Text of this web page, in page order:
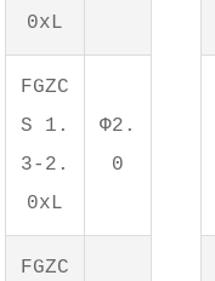
0xL
FGZC
S 1.
3-2.
0xL
Φ2.
0
FGZC